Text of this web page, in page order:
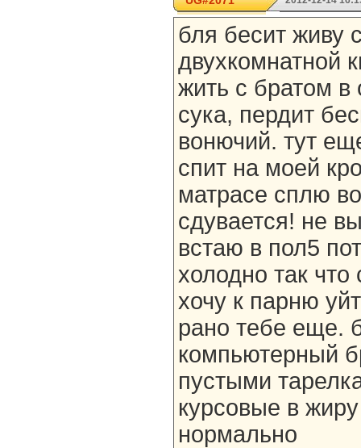
бля бесит живу
двухкомнатной
жить с братом в
сука, пердит
вонючий. тут
спит на моей
матрасе сплю
сдувается! не
встаю в пол5
холодно так что
хочу к парню
рано тебе еще.
компьютерный
пустыми
курсовые в
нормально